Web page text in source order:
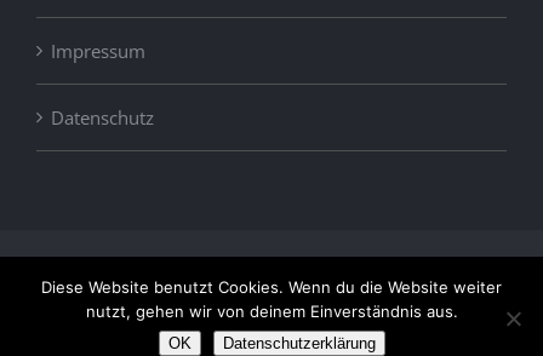
Impressum
Datenschutz
Reserved | Powered byCODERIDER
+49 (3621) 851096
INFO@HOCHSEIL.DE
Diese Website benutzt Cookies. Wenn du die Website weiter
nutzt, gehen wir von deinem Einverständnis aus.
OK Datenschutzerklärung